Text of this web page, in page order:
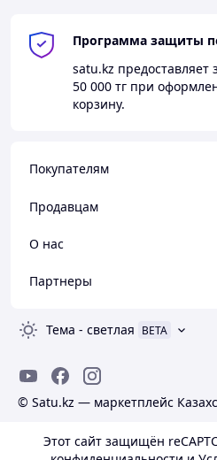
Программа защиты
satu.kz предоставляет
50 000 тг при
корзину.
Покупателям
Продавцам
О нас
Партнеры
Тема - светлая BETA
© Satu.kz — маркетплейс
Этот сайт защищён